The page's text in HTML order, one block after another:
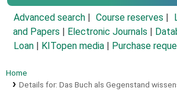
Advanced search Course reserves
and Papers
Electronic Journals
Loan
KITopen media Purchase
Home
Details for: Das Buch als Gegenstand